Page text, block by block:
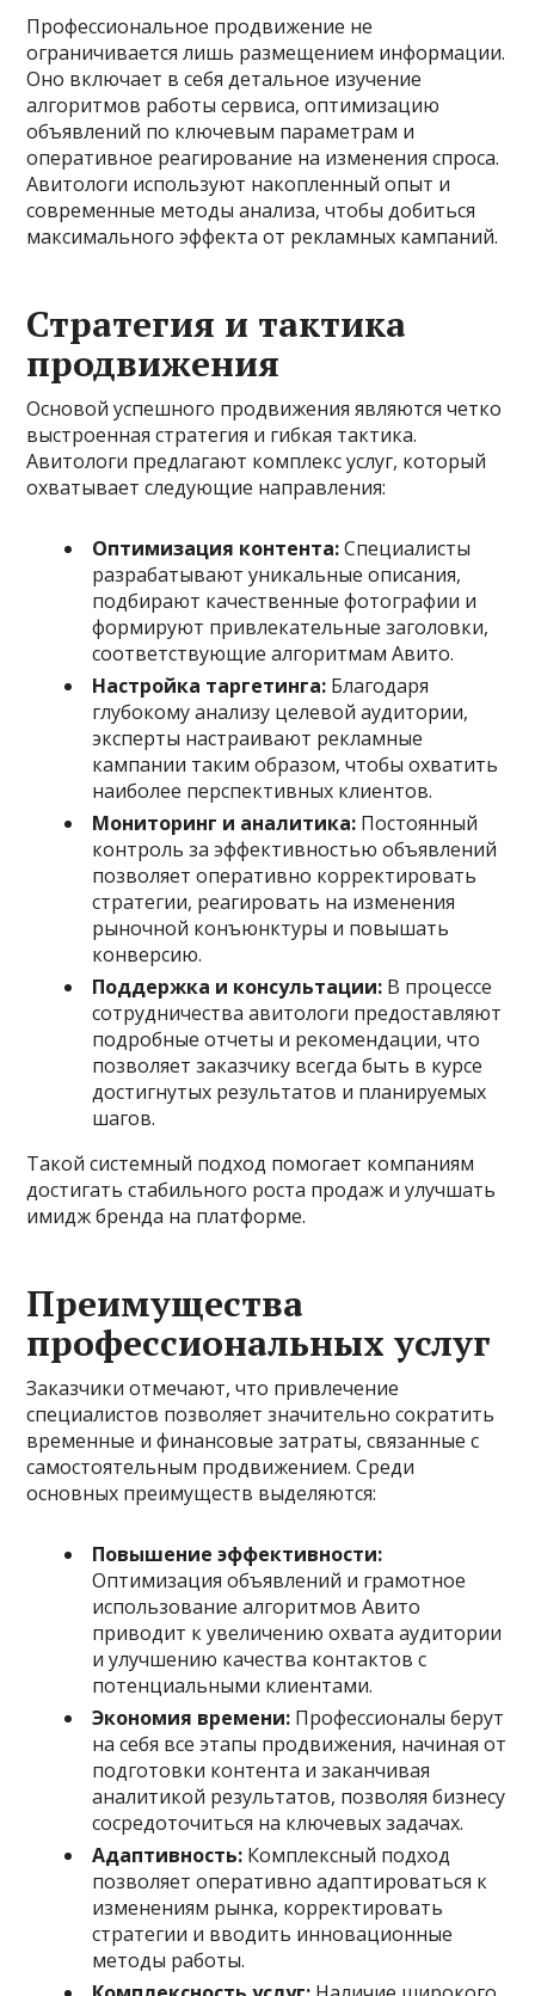
Профессиональное продвижение не
ограничивается лишь размещением информации.
Оно включает в себя детальное изучение
алгоритмов работы сервиса, оптимизацию
объявлений по ключевым параметрам и
оперативное реагирование на изменения спроса.
Авитологи используют накопленный опыт и
современные методы анализа, чтобы добиться
максимального эффекта от рекламных кампаний.
Стратегия и тактика
продвижения
Основой успешного продвижения являются четко
выстроенная стратегия и гибкая тактика.
Авитологи предлагают комплекс услуг, который
охватывает следующие направления:
Оптимизация контента:Специалисты
разрабатывают уникальные описания,
подбирают качественные фотографии и
формируют привлекательные заголовки,
соответствующие алгоритмам Авито.
Настройка таргетинга: Благодаря
глубокому анализу целевой аудитории,
эксперты настраивают рекламные
кампании таким образом, чтобы охватить
наиболее перспективных клиентов.
Мониторинг и аналитика: Постоянный
контроль за эффективностью объявлений
позволяет оперативно корректировать
стратегии, реагировать на изменения
рыночной конъюнктуры и повышать
конверсию.
Поддержка и консультации: В процессе
сотрудничества авитологи предоставляют
подробные отчеты и рекомендации, что
позволяет заказчику всегда быть в курсе
достигнутых результатов и планируемых
шагов.
Такой системный подход помогает компаниям
достигать стабильного роста продаж и улучшать
имидж бренда на платформе.
Преимущества
профессиональных услуг
Заказчики отмечают, что привлечение
специалистов позволяет значительно сократить
временные и финансовые затраты, связанные с
самостоятельным продвижением. Среди
основных преимуществ выделяются:
Повышение эффективности:
Оптимизация объявлений и грамотное
использование алгоритмов Авито
приводит к увеличению охвата аудитории
и улучшению качества контактов с
потенциальными клиентами.
Экономия времени: Профессионалы берут
на себя все этапы продвижения, начиная от
подготовки контента и заканчивая
аналитикой результатов, позволяя бизнесу
сосредоточиться на ключевых задачах.
Адаптивность: Комплексный подход
позволяет оперативно адаптироваться к
изменениям рынка, корректировать
стратегии и вводить инновационные
методы работы.